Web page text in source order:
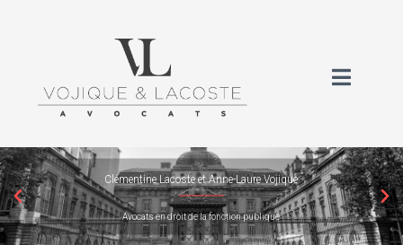
Clémentine Lacoste et Anne-Laure Vojique
Avocats en droit de la fonction publique